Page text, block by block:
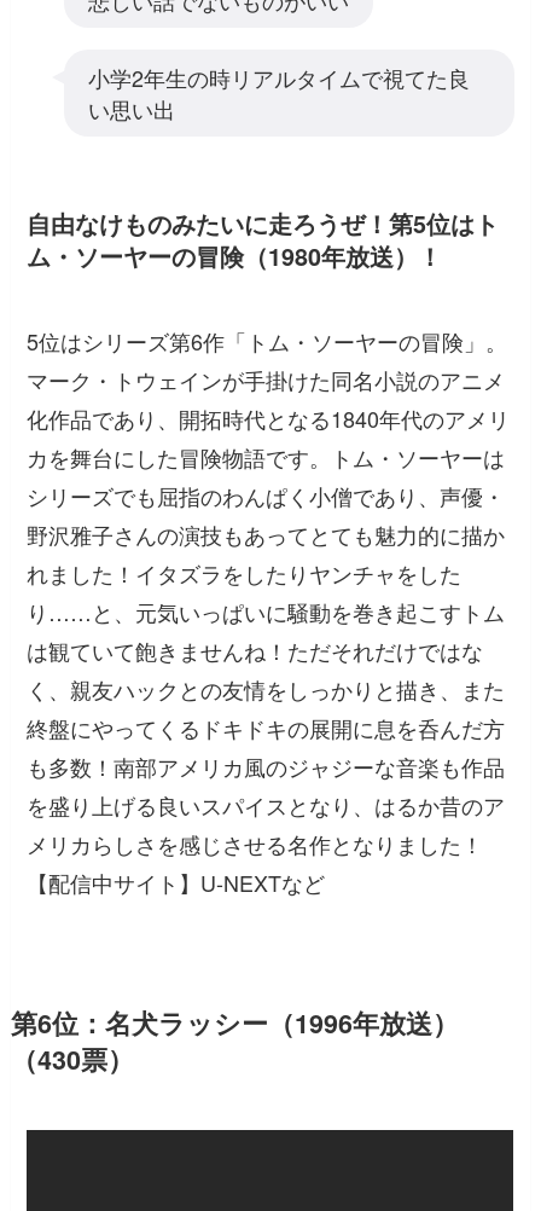
小学2年生の時リアルタイムで視てた良
い思い出
自由なけものみたいに走ろうぜ！第5位はト
ム・ソーヤーの冒険（1980年放送）！
5位はシリーズ第6作「トム・ソーヤーの冒険」。
マーク・トウェインが手掛けた同名小説のアニメ
化作品であり、開拓時代となる1840年代のアメリ
カを舞台にした冒険物語です。トム・ソーヤーは
シリーズでも屈指のわんぱく小僧であり、声優・
野沢雅子さんの演技もあってとても魅力的に描か
れました！イタズラをしたりヤンチャをした
り……と、元気いっぱいに騒動を巻き起こすトム
は観ていて飽きませんね！ただそれだけではな
く、親友ハックとの友情をしっかりと描き、また
終盤にやってくるドキドキの展開に息を呑んだ方
も多数！南部アメリカ風のジャジーな音楽も作品
を盛り上げる良いスパイスとなり、はるか昔のア
メリカらしさを感じさせる名作となりました！
【配信中サイト】U-NEXTなど
第6位：名犬ラッシー（1996年放送）
（430票）